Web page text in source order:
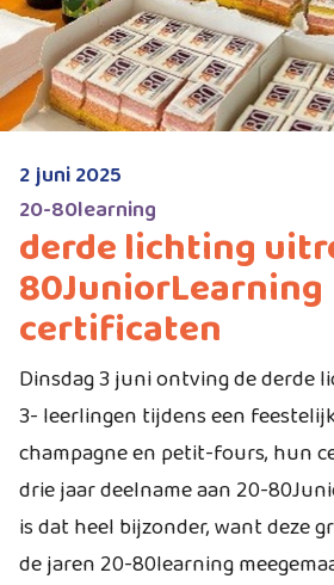
2 juni 2025
20-80learning
derde lichting
80JuniorLearning
certificaten
Dinsdag 3 juni ontving de derde
3- leerlingen tijdens een
champagne en petit-fours, hun
drie jaar deelname aan 20-
is dat heel bijzonder, want deze
de jaren 20-80learning